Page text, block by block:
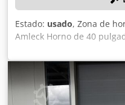
Estado: usado, Zona de
Amleck Horno de 40
PLC Configuración de
Plataformas y escaleras